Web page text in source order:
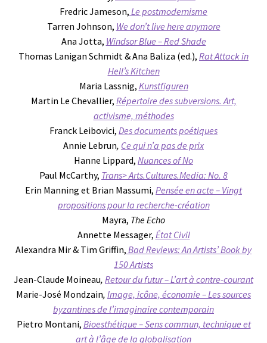
Fredric Jameson, Le postmodernisme
Tarren Johnson, We don’t live here anymore
Ana Jotta, Windsor Blue – Red Shade
Thomas Lanigan Schmidt & Ana Baliza (ed.), Rat Attack in
Hell’s Kitchen
Maria Lassnig, Kunstfiguren
Martin Le Chevallier, Répertoire des subversions. Art,
activisme, méthodes
Franck Leibovici, Des documents poétiques
Annie Lebrun, Ce qui n’a pas de prix
Hanne Lippard, Nuances of No
Paul McCarthy, Trans> Arts.Cultures.Media: No. 8
Erin Manning et Brian Massumi, Pensée en acte – Vingt
propositions pour la recherche-création
Mayra, The Echo
Annette Messager, État Civil
Alexandra Mir & Tim Griffin, Bad Reviews: An Artists’ Book by
150 Artists
Jean-Claude Moineau, Retour du futur – L’art à contre-courant
Marie-José Mondzain, Image, icône, économie – Les sources
byzantines de l’imaginaire contemporain
Pietro Montani, Bioesthétique – Sens commun, technique et
art à l’âge de la globalisation